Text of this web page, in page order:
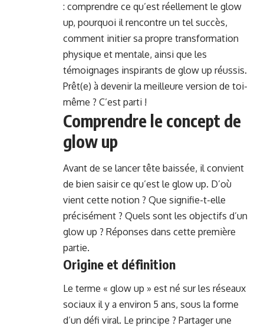
: comprendre ce qu’est réellement le glow
up, pourquoi il rencontre un tel succès,
comment initier sa propre transformation
physique et mentale, ainsi que les
témoignages inspirants de glow up réussis.
Prêt(e) à devenir la meilleure version de toi-
même ? C’est parti !
Comprendre le concept de
glow up
Avant de se lancer tête baissée, il convient
de bien saisir ce qu’est le glow up. D’où
vient cette notion ? Que signifie-t-elle
précisément ? Quels sont les objectifs d’un
glow up ? Réponses dans cette première
partie.
Origine et définition
Le terme « glow up » est né sur les réseaux
sociaux il y a environ 5 ans, sous la forme
d’un défi viral. Le principe ? Partager une